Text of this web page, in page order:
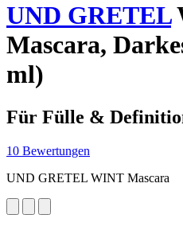
UND GRETEL
Mascara,
ml)
Für Fülle &
10 Bewertungen
UND GRETEL WINT Mascara